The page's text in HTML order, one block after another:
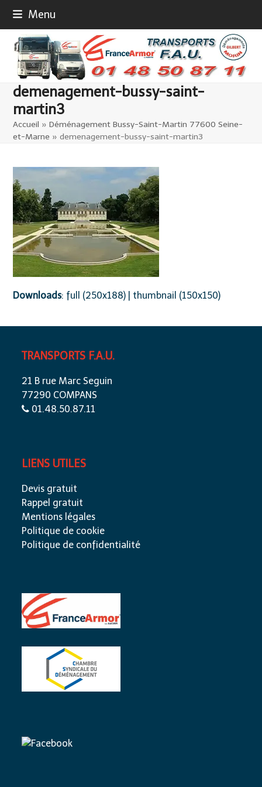
content
Menu
demenagement-bussy-saint-
martin3
Accueil »Déménagement Bussy-Saint-Martin 77600 Seine-
et-Marne »demenagement-bussy-saint-martin3
Downloads: full (250x188) thumbnail (150x150)
TRANSPORTS F.A.U.
21 B rue Marc Seguin
77290 COMPANS
01.48.50.87.11
LIENS UTILES
Devis gratuit
Rappel gratuit
Mentions légales
Politique de cookie
Politique de confidentialité